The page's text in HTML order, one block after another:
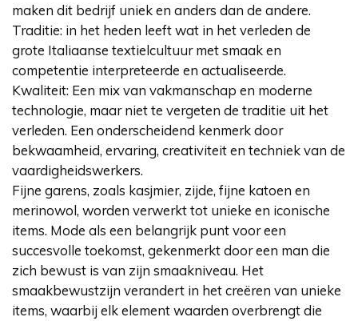
maken dit bedrijf uniek en anders dan de andere.
Traditie: in het heden leeft wat in het verleden de
grote Italiaanse textielcultuur met smaak en
competentie interpreteerde en actualiseerde.
Kwaliteit: Een mix van vakmanschap en moderne
technologie, maar niet te vergeten de traditie uit het
verleden. Een onderscheidend kenmerk door
bekwaamheid, ervaring, creativiteit en techniek van de
vaardigheidswerkers.
Fijne garens, zoals kasjmier, zijde, fijne katoen en
merinowol, worden verwerkt tot unieke en iconische
items. Mode als een belangrijk punt voor een
succesvolle toekomst, gekenmerkt door een man die
zich bewust is van zijn smaakniveau. Het
smaakbewustzijn verandert in het creëren van unieke
items, waarbij elk element waarden overbrengt die